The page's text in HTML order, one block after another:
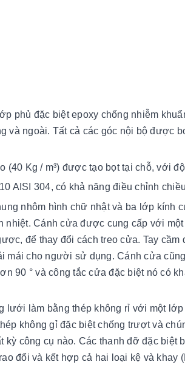
phủ đặc biệt epoxy chống nhiễm
và ngoài. Tất cả các góc nội bộ được
(40 Kg / m³) được tạo bọt tại chỗ, với
AISI 304, có khả năng điều chỉnh
nhôm hình chữ nhật và ba lớp kính
Cánh cửa được cung cấp với
để thay đổi cách treo cửa. Tay cầm
mái cho người sử dụng. Cánh cửa
90 ° và công tắc cửa đặc biệt nó có
lưới làm bằng thép không rỉ với một
không gỉ đặc biệt chống trượt và
công cụ nào. Các thanh đỡ đặc biệt
đổi và kết hợp cả hai loại kệ và khay